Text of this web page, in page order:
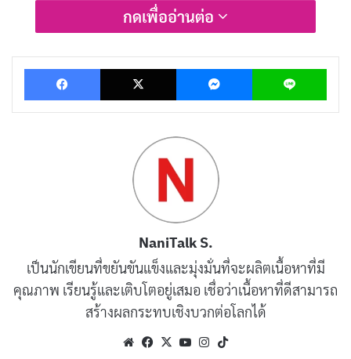
รับการสร้างสรรค์ขึ้นใหม่ให้เป็นตัวละครที่มีเอกลักษณ์
เฉพาะตัว
ประวัติความเป็นมา
อยู่บนโลกตั้งแต่ยังเป็นทารก เนื่องจากดาวเบจิต้า (ดาว
บ้านเกิด) กำลังจะถูกทำลาย
เขาได้รับการเลี้ยงดูโดยคุณปู่โกฮัง ชาวนาใจดี ในวัย
เด็ก โกคู มีหางเหมือนลิง และเมื่อมองเห็นพระจันทร์
เต็มดวงจะกลายร่างเป็นลิงยักษ์ (Oozaru) ที่ดุร้าย
ควบคุมตัวเองไม่ได้
ด้วยการฝึกฝนอย่างหนัก โกคู สามารถควบคุมพลังแฝง
การต่อสู้ เขาได้พัฒนาพลังจนกลายเป็น
กดเพื่ออ่านต่อ
Facebook X Messenger Line
NaniTalk S.
เป็นนักเขียนที่ขยันขันแข็งและมุ่งมั่นที่จะผลิตเนื้อหาที่มี
คุณภาพ เรียนรู้และเติบโตอยู่เสมอ เชื่อว่าเนื้อหาที่ดีสามารถ
สร้างผลกระทบเชิงบวกต่อโลกได้
WebsiteFacebook
X YouTubeInstagram